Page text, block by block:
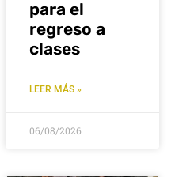
para el
regreso a
clases
LEER MÁS »
06/08/2026